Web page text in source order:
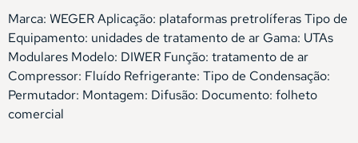
Marca: WEGER Aplicação: plataformas pretrolíferas Tipo de
Equipamento: unidades de tratamento de ar Gama: UTAs
Modulares Modelo: DIWER Função: tratamento de ar
Compressor: Fluído Refrigerante: Tipo de Condensação:
Permutador: Montagem: Difusão: Documento: folheto
comercial